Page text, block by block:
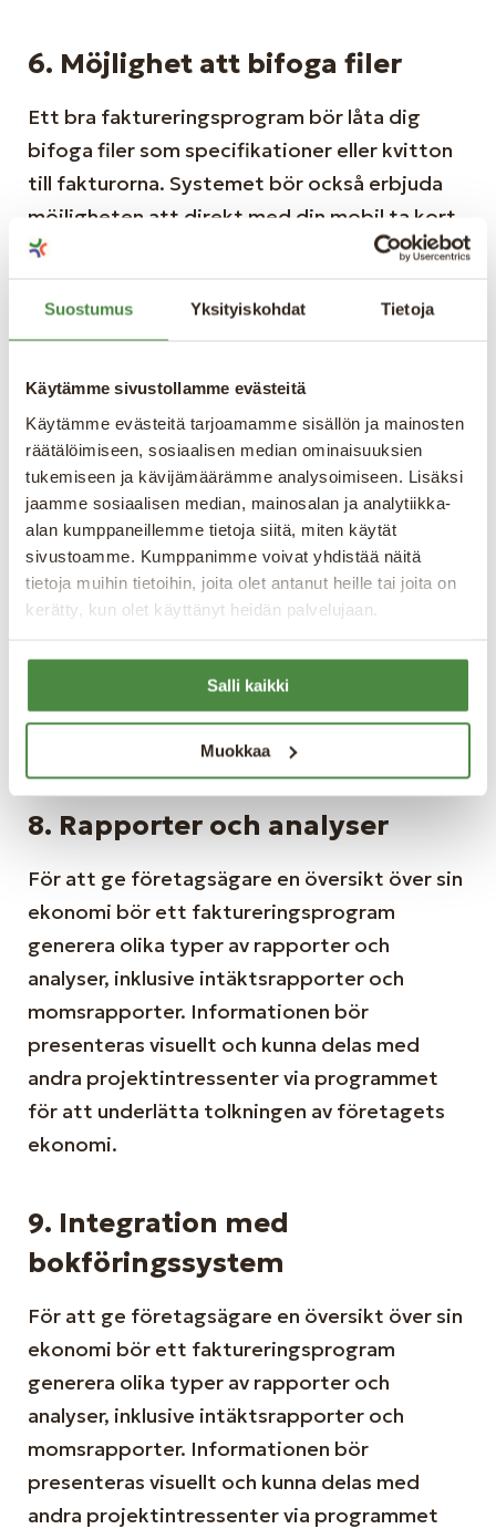
Suostumus Yksityiskohdat Tietoja
Käytämme sivustollamme evästeitä
Käytämme evästeitä tarjoamamme sisällön ja mainosten
räätälöimiseen, sosiaalisen median ominaisuuksien
tukemiseen ja kävijämäärämme analysoimiseen. Lisäksi
jaamme sosiaalisen median, mainosalan ja analytiikka-
alan kumppaneillemme tietoja siitä, miten käytät
sivustoamme. Kumppanimme voivat yhdistää näitä
tietoja muihin tietoihin, joita olet antanut heille tai joita on
kerätty, kun olet käyttänyt heidän palvelujaan.
Salli kaikki
Muokkaa
6. Möjlighet att bifoga filer
Ett bra faktureringsprogram bör låta dig
bifoga filer som specifikationer eller kvitton
till fakturorna. Systemet bör också erbjuda
möjligheten att direkt med din mobil ta kort
på kvitton och integrera dem i
arbetsprocesserna smidigare genom att
eliminera behovet av manuell hantering och
överföring av kvitton och fakturor till
bokföraren.
7. Automatisk momsberäkning
För att undvika felaktiga momssatser och
beräkningar bör ett faktureringsprogram
kunna göra detta automatiskt. Det är
direkt med Skatteverket för att förenkla
momshantering och minska risken för felaktig
8. Rapporter och analyser
För att ge företagsägare en översikt över sin
ekonomi bör ett faktureringsprogram
generera olika typer av rapporter och
analyser, inklusive intäktsrapporter och
momsrapporter. Informationen bör
presenteras visuellt och kunna delas med
andra projektintressenter via programmet
för att underlätta tolkningen av företagets
ekonomi.
9. Integration med
bokföringssystem
För att ge företagsägare en översikt över sin
ekonomi bör ett faktureringsprogram
generera olika typer av rapporter och
analyser, inklusive intäktsrapporter och
momsrapporter. Informationen bör
presenteras visuellt och kunna delas med
andra projektintressenter via programmet